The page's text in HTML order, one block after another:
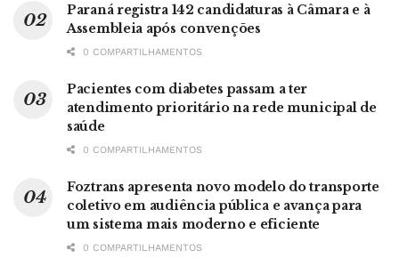
Paraná registra 142 candidaturas à Câmara e à
Assembleia após convenções
0 COMPARTILHAMENTOS
Pacientes com diabetes passam a ter
atendimento prioritário na rede municipal de
saúde
0 COMPARTILHAMENTOS
Foztrans apresenta novo modelo do transporte
coletivo em audiência pública e avança para
um sistema mais moderno e eficiente
0 COMPARTILHAMENTOS